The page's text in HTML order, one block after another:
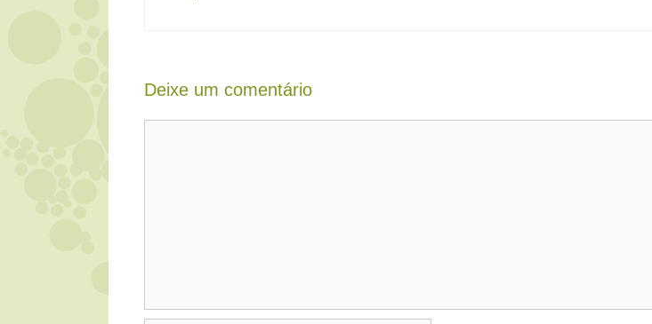
Deixe um comentário